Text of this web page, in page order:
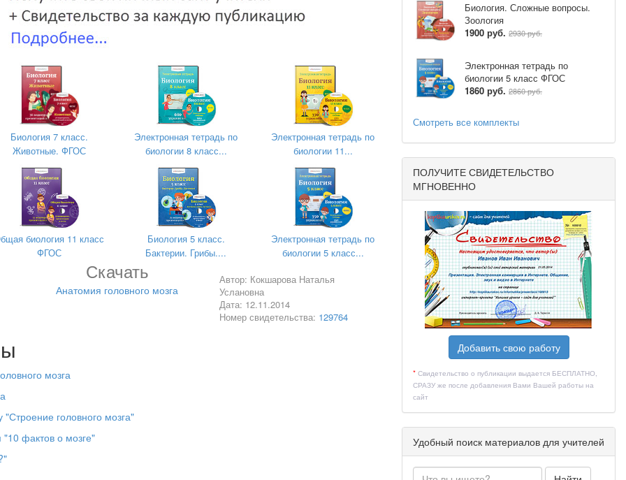
категории
мозга
Биология 7 класс.
Животные. ФГОС
Электронная тетрадь по
биологии 8 класс...
Электронная тетрадь по
биологии 11...
биология 11 класс
ФГОС
Биология 5 класс.
Бактерии. Грибы....
Электронная тетрадь по
биологии 5 класс...
Скачать
Анатомия головного мозга
Автор: Кокшарова Наталья
Услановна
Дата: 12.11.2014
Номер свидетельства: 129764
мозга
головного мозга"
фактов о мозге"
Биология. Сложные вопросы.
Зоология
1900 руб. 2930 руб.
Электронная тетрадь по
биологии 5 класс ФГОС
1860 руб. 2860 руб.
Смотреть все комплекты
ПОЛУЧИТЕ СВИДЕТЕЛЬСТВО
МГНОВЕННО
Добавить свою работу
* Свидетельство о публикации выдается БЕСПЛАТНО,
СРАЗУ же после добавления Вами Вашей работы на
сайт
Удобный поиск материалов для учителей